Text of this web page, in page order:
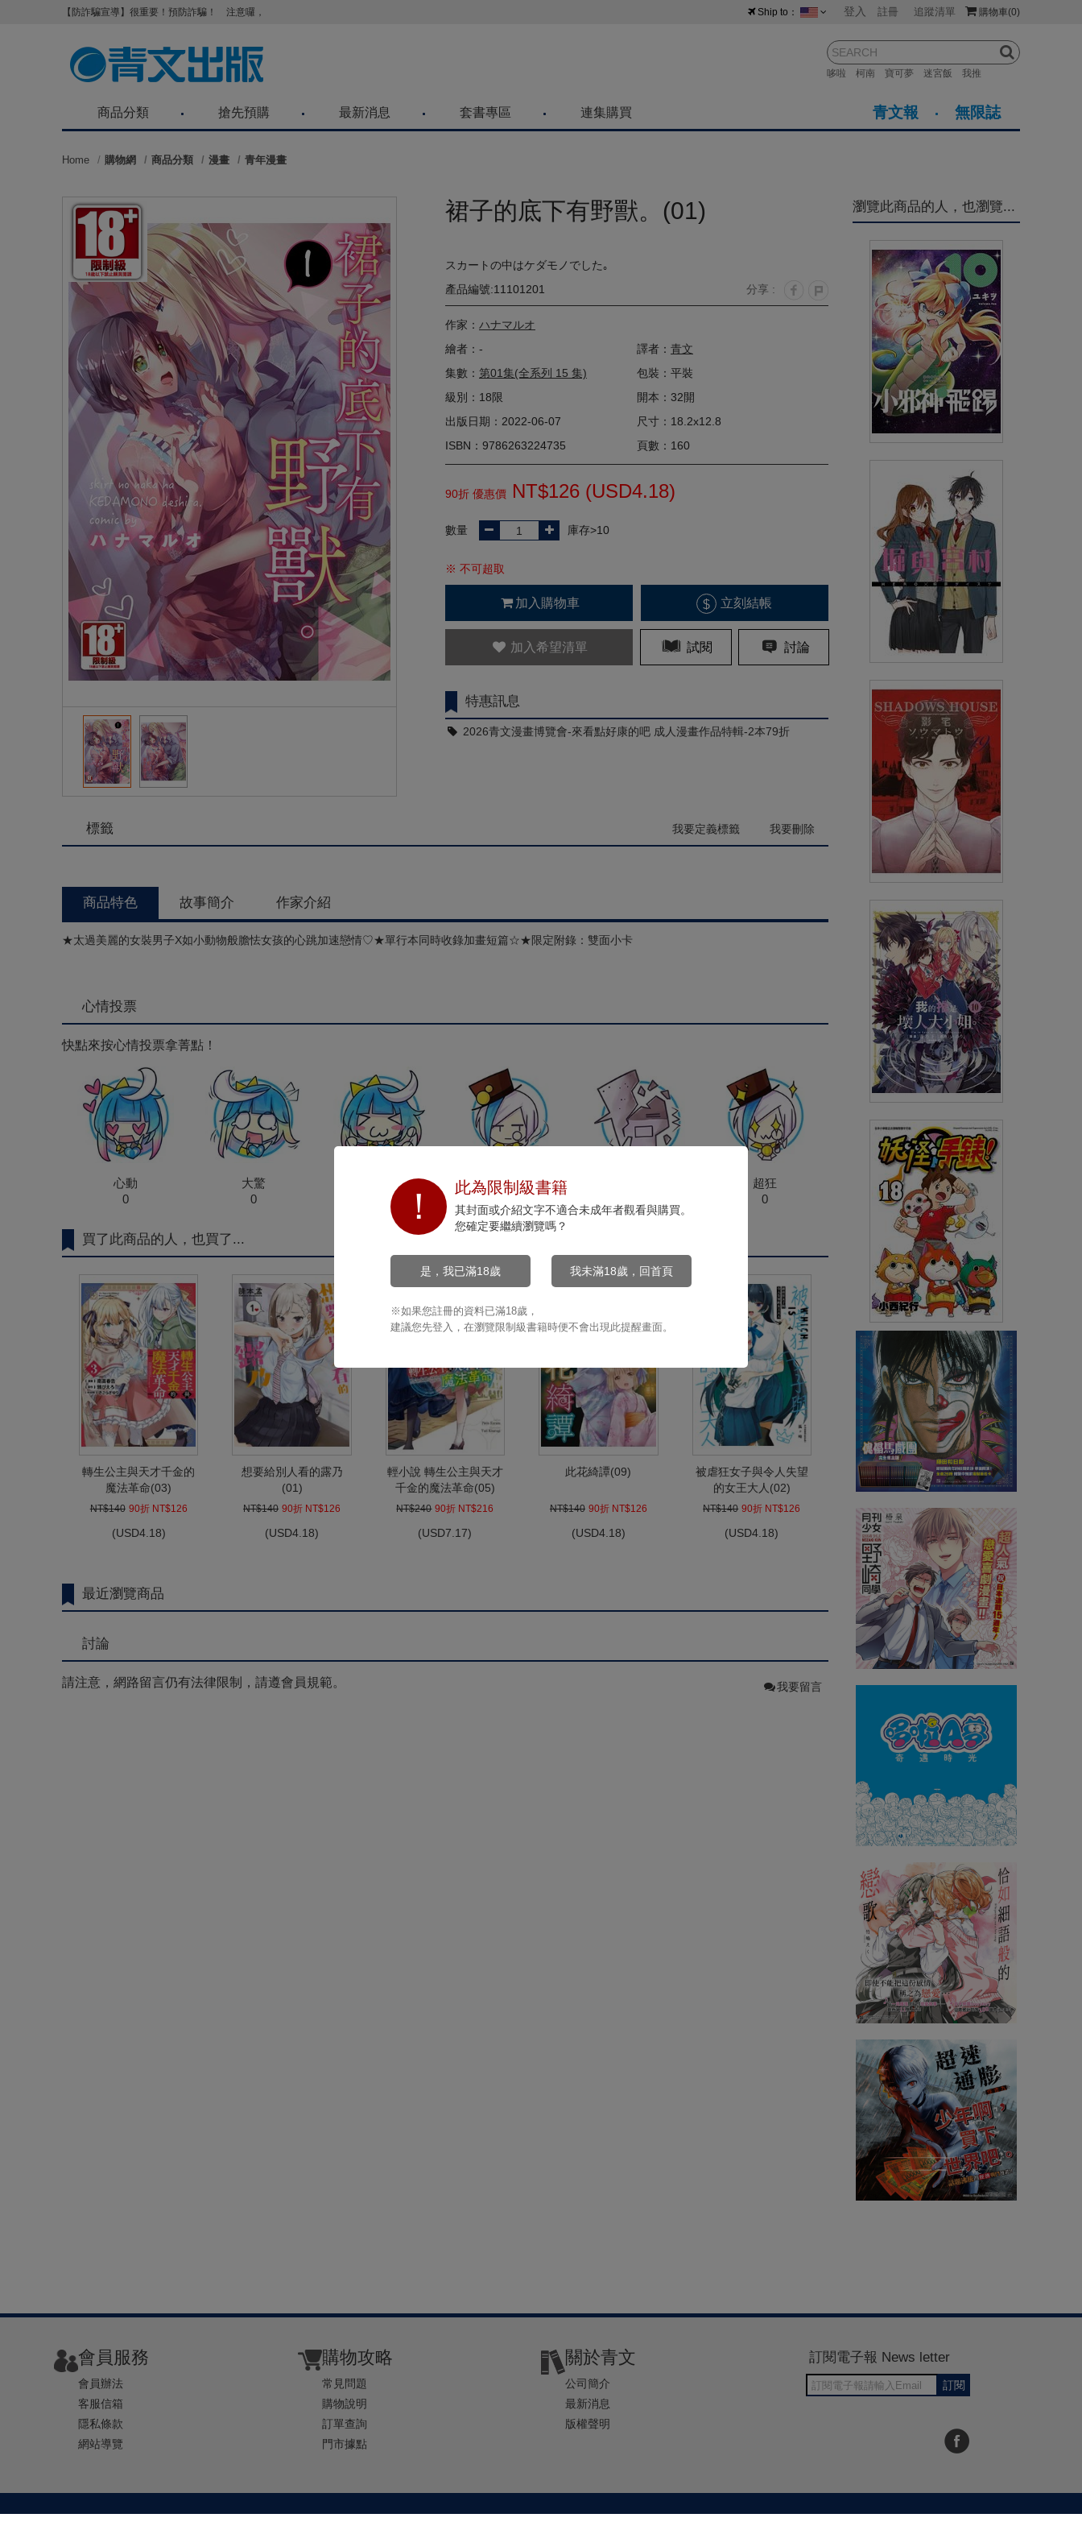
購物車(0)
登入 註冊 追蹤清單
哆啦 柯南 寶可夢 迷宮飯 我推
Ship to：
紐西蘭 馬來西亞
菲律賓
【防詐騙宣導】很重要！預防詐騙！ 注意囉，不要被騙了！請各位喜歡青文購物網的朋友們，提高警覺！
商品分類 搶先預購 最新消息 套書專區 連集購買 青文報 無限誌
Home 購物網 商品分類 漫畫 青年漫畫
裙子的底下有野獸。(01)
スカートの中はケダモノでした｡
產品編號:11101201
分享 :
作家： ハナマルオ
繪者：-
譯者： 青文
集數： 第01集(全系列 15 集)
包裝：平裝
級別：18限
開本：32開
出版日期：2022-06-07
尺寸：18.2x12.8
ISBN：9786263224735
頁數：160
90折 優惠價 NT$126 (USD4.18)
數量 庫存>10
※ 不可超取
加入購物車 $ 立刻結帳
加入希望清單 試閱 討論
特惠訊息
2026青文漫畫博覽會-來看點好康的吧 成人漫畫作品特輯-2本79折
標籤 我要定義標籤 我要刪除
商品特色 故事簡介 作家介紹
★太過美麗的女裝男子X如小動物般膽怯女孩的心跳加速戀情♡★單行本同時收錄加畫短篇☆★限定附錄：雙面小卡
心情投票
快點來按心情投票拿菁點！
心動
0
大驚
0
沉默
0
超狂
0
買了此商品的人，也買了...
轉生公主與天才千金的
魔法革命(03)
NT$140 90折 NT$126
(USD4.18)
想要給別人看的露乃
(01)
NT$140 90折 NT$126
(USD4.18)
輕小說 轉生公主與天才
千金的魔法革命(05)
NT$240 90折 NT$216
(USD7.17)
此花綺譚(09)
NT$140 90折 NT$126
(USD4.18)
被虐狂女子與令人失望
的女王大人(02)
NT$140 90折 NT$126
(USD4.18)
最近瀏覽商品
討論
請注意，網路留言仍有法律限制，請遵會員規範。 我要留言
瀏覽此商品的人，也瀏覽...
90折 NT$126 (USD
NT$140 90折 NT$126 USD4.18)
限定版
NT$180 90折 NT$162 (USD5.38)
我的推是壞人大小姐。(10)限定
版
NT$180 90折 NT$162 (USD5.38)
妖怪手錶(18)
NT$99 91折 NT$90 (USD2.99)
此為限制級書籍
其封面或介紹文字不適合未成年者觀看與購買。
您確定要繼續瀏覽嗎？
是，我已滿18歲 我未滿18歲，回首頁
※如果您註冊的資料已滿18歲，
建議您先登入，在瀏覽限制級書籍時便不會出現此提醒畫面。
會員服務
會員辦法
客服信箱
隱私條款
網站導覽
購物攻略
常見問題
購物說明
訂單查詢
門市據點
關於青文
公司簡介
最新消息
版權聲明
訂閱電子報 News letter
訂閱